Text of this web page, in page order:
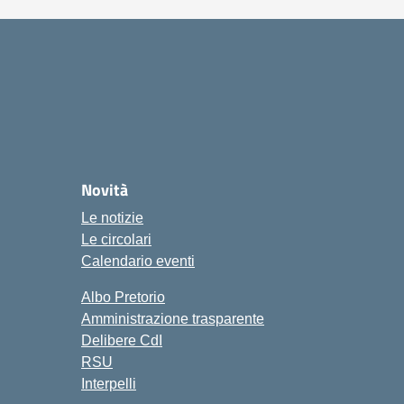
Novità
Le notizie
Le circolari
Calendario eventi
Albo Pretorio
Amministrazione trasparente
Delibere CdI
RSU
Interpelli